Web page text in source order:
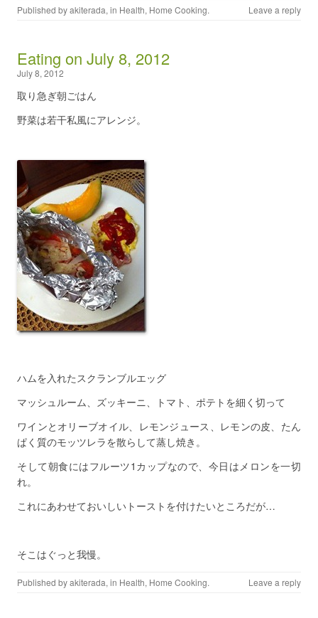
Published byakiterada, in Health, Home Cooking. Leave a reply
Eating on July 8, 2012
July 8, 2012
取り急ぎ朝ごはん
野菜は若干私風にアレンジ。
ハムを入れたスクランブルエッグ
マッシュルーム、ズッキーニ、トマト、ポテトを細く切って
ワインとオリーブオイル、レモンジュース、レモンの皮、たん
ぱく質のモッツレラを散らして蒸し焼き。
そして朝食にはフルーツ1カップなので、今日はメロンを一切
れ。
これにあわせておいしいトーストを付けたいところだが…
そこはぐっと我慢。
Published byakiterada, in Health, Home Cooking. Leave a reply